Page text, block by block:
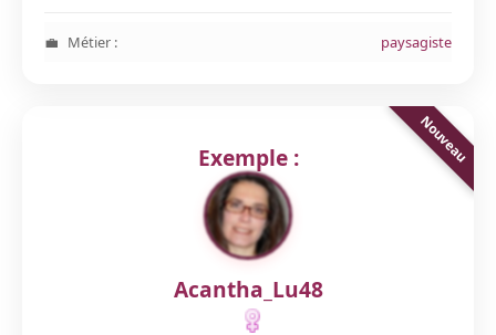
Métier : paysagiste
Exemple :
Acantha_Lu48